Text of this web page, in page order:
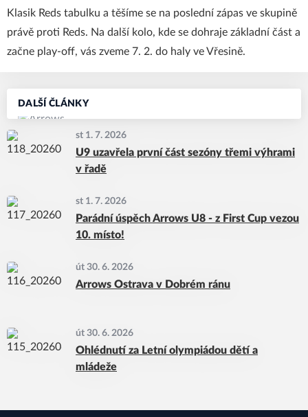
DALŠÍ ČLÁNKY
st 1. 7. 2026
U9 uzavřela první část sezóny třemi výhrami
v řadě
st 1. 7. 2026
Parádní úspěch Arrows U8 - z First Cup vezou
10. místo!
út 30. 6. 2026
Arrows Ostrava v Dobrém ránu
út 30. 6. 2026
Ohlédnutí za Letní olympiádou dětí a
mládeže
Klasik Reds tabulku a těšíme se na poslední zápas ve skupině
právě proti Reds. Na další kolo, kde se dohraje základní část a
začne play-off, vás zveme 7. 2. do haly ve Vřesině.